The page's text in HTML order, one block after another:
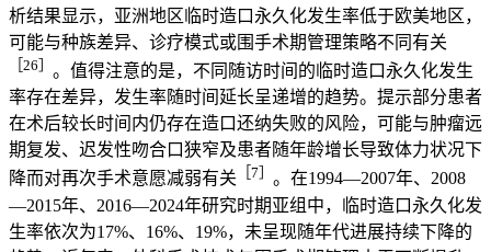
析结果显示，亚洲地区临时造口永久化发生率低于欧美地区，
可能与种族差异、诊疗模式或围手术期管理策略不同有关
［26］ 。值得注意的是，不同随访时间的临时造口永久化发生
率存在差异，发生率随时间延长呈递增的趋势。提示部分患者
在术后较长时间内仍存在造口还纳失败的风险，可能与肿瘤远
期复发、迟发性吻合口狭窄及患者随年龄增长导致体力状况下
降而对再次手术意愿减弱有关 ［7］ 。在1994—2007年、2008
—2015年、2016—2024年研究时期亚组中，临时造口永久化发
生率依次为17%、16%、19%，未呈现随年代进展持续下降的